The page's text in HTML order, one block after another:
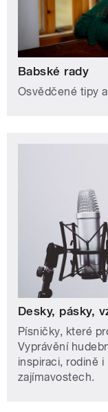
Babské rady
Osvědčené tipy
Desky, pásky,
Písničky, které
Vyprávění
inspiraci, rodině
zajímavostech.